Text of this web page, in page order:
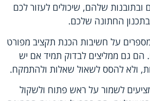
ובתובנות שלהם, שיכולים לעזור לכם
בתכנון החתונה שלכם.
מספרים על חשיבות הכנת תקציב מפורט
הם גם ממליצים לבדוק תמיד אם יש
ולא להסס לשאול שאלות ולהתמקח.
לשמור על ראש פתוח ולשקול